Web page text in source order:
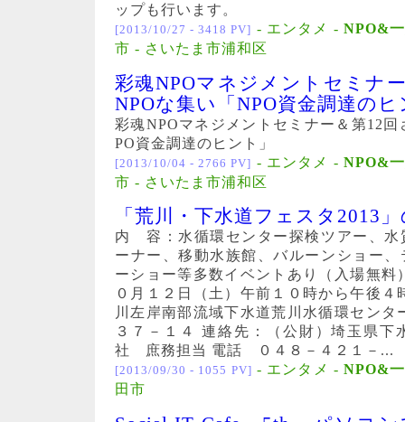
ップも行います。
[2013/10/27 - 3418 PV] - エンタメ - NPO&
市 - さいたま市浦和区
彩魂NPOマネジメントセミナ
NPOな集い「NPO資金調達のヒ
彩魂NPOマネジメントセミナー＆第12
PO資金調達のヒント」
[2013/10/04 - 2766 PV] - エンタメ - NPO&
市 - さいたま市浦和区
「荒川・下水道フェスタ2013
内 容：水循環センター探検ツアー、水
ーナー、移動水族館、バルーンショー
ーショー等多数イベントあり（入場無
０月１２日（土）午前１０時から午後
川左岸南部流域下水道荒川水循環センタ
３７－１４ 連絡先：（公財）埼玉県下
社 庶務担当 電話 ０４８－４２１－...
[2013/09/30 - 1055 PV] - エンタメ -NPO&
田市